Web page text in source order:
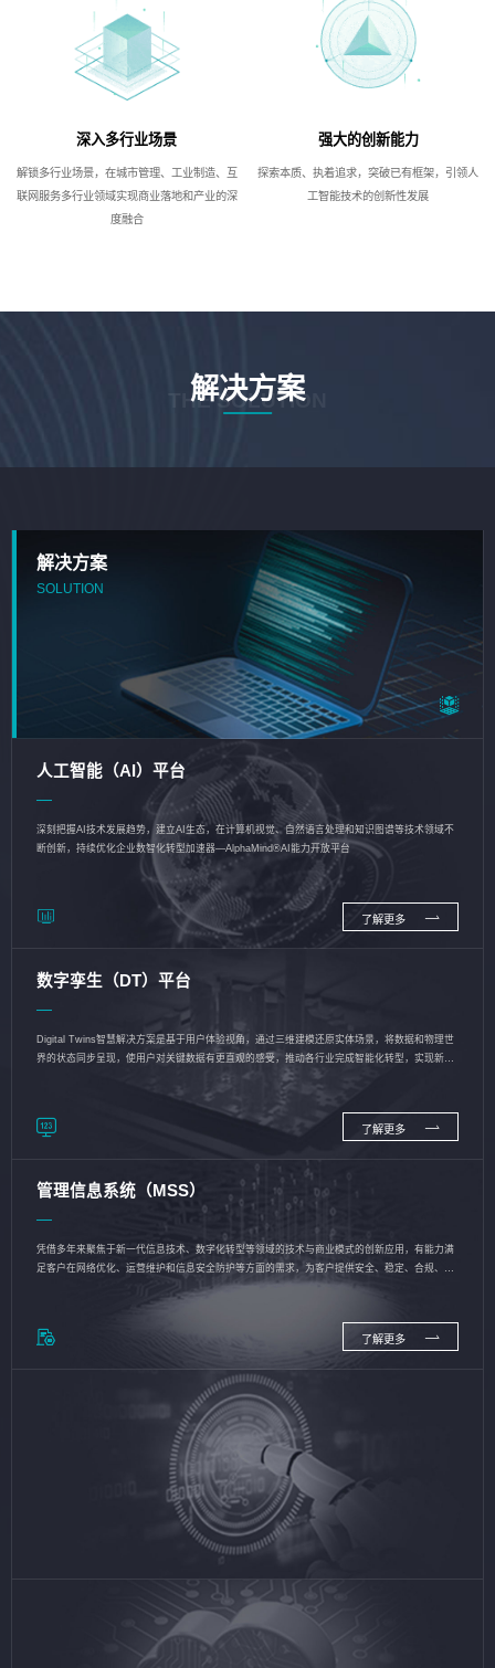
深入多行业场景
解锁多行业场景，在城市管理、工业制造、互
联网服务多行业领域实现商业落地和产业的深
度融合
强大的创新能力
探索本质、执着追求，突破已有框架，引领人
工智能技术的创新性发展
解决方案
THE SOLUTION
解决方案
SOLUTION
人工智能（AI）平台
深刻把握AI技术发展趋势，建立AI生态，在计算机视觉、自然语言处理和知识图谱等技术领域不
断创新，持续优化企业数智化转型加速器—AlphaMind®AI能力开放平台
了解更多
数字孪生（DT）平台
Digital Twins智慧解决方案是基于用户体验视角，通过三维建模还原实体场景，将数据和物理世
界的状态同步呈现，使用户对关键数据有更直观的感受，推动各行业完成智能化转型，实现新旧
了解更多
管理信息系统（MSS）
凭借多年来聚焦于新一代信息技术、数字化转型等领域的技术与商业模式的创新应用，有能力满
足客户在网络优化、运营维护和信息安全防护等方面的需求，为客户提供安全、稳定、合规、持
了解更多